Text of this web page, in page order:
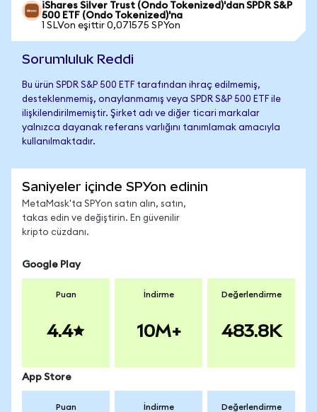
iShares Silver Trust (Ondo Tokenized)'dan SPDR S&P
500 ETF (Ondo Tokenized)'na
1 SLVon eşittir 0,071575 SPYon
Sorumluluk Reddi
Bu ürün SPDR S&P 500 ETF tarafından ihraç edilmemiş,
desteklenmemiş, onaylanmamış veya SPDR S&P 500 ETF ile
ilişkilendirilmemiştir. Şirket adı ve diğer ticari markalar
yalnızca dayanak referans varlığını tanımlamak amacıyla
kullanılmaktadır.
Saniyeler içinde SPYon edinin
MetaMask'ta SPYon satın alın, satın,
takas edin ve değiştirin. En güvenilir
kripto cüzdanı.
Google Play
Puan
4.4
İndirme
10M+
Değerlendirme
483.8K
App Store
Puan İndirme Değerlendirme